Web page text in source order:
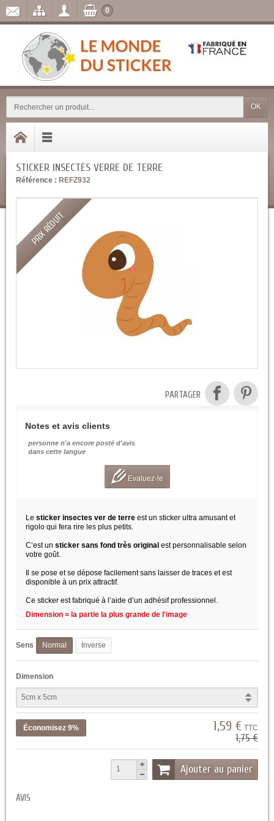
OK
0
STICKER INSECTES VERRE DE TERRE
Référence : REFZ932
PRIX RÉDUIT
PARTAGER
Notes et avis clients
personne n'a encore posté d'avis
dans cette langue
Evaluez-le
Le sticker insectes ver de terre est un sticker ultra amusant et
rigolo qui fera rire les plus petits.
C’est un sticker sans fond très original est personnalisable selon
votre goût.
Il se pose et se dépose facilement sans laisser de traces et est
disponible à un prix attractif.
Ce sticker est fabriqué à l’aide d’un adhésif professionnel.
Dimension = la partie la plus grande de l'image
Sens Normal Inverse
Dimension
Économisez 9% 1,59 € TTC
1,75 €
Ajouter au panier
AVIS